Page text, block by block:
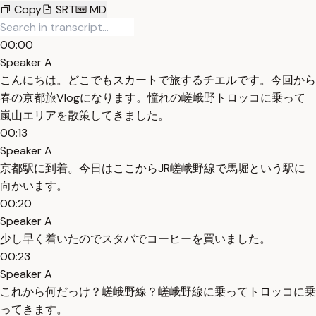
Copy SRT MD
00:00
Speaker A
こんにちは。どこでもスカートで旅するチエルです。今回から
春の京都旅Vlogになります。憧れの嵯峨野トロッコに乗って
嵐山エリアを散策してきました。
00:13
Speaker A
京都駅に到着。今日はここからJR嵯峨野線で馬堀という駅に
向かいます。
00:20
Speaker A
少し早く着いたのでスタバでコーヒーを買いました。
00:23
Speaker A
これから何だっけ？嵯峨野線？嵯峨野線に乗ってトロッコに乗
ってきます。